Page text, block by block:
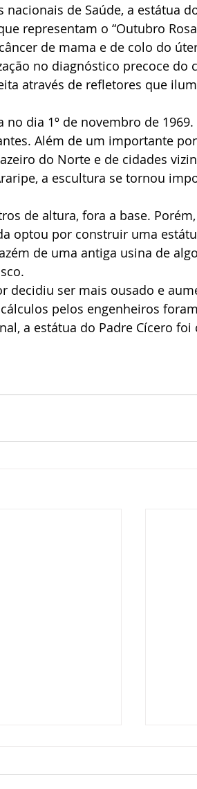
de Saúde, a estátua
representam o “Outubro
de mama e de colo do
no diagnóstico precoce do
através de refletores que
dia 1º de novembro de
Além de um importante
do Norte e de cidades
a escultura se tornou
de altura, fora a base.
optou por construir uma
de uma antiga usina de
decidiu ser mais ousado e
pelos engenheiros
a estátua do Padre Cícero